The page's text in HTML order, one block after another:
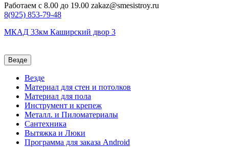
Работаем с 8.00 до 19.00 zakaz@smesistroy.ru
8(925) 853-79-48
МКАД 33км Каширский двор 3
Везде
Везде
Материал для стен и потолков
Материал для пола
Инструмент и крепеж
Металл. и Пиломатериалы
Сантехника
Вытяжка и Люки
Программа для заказа Android